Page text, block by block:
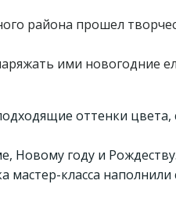
района прошел
ими новогодние
оттенки цвета,
Новому году и
класса наполнили